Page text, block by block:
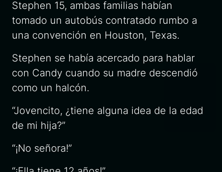
Stephen 15, ambas familias habían
tomado un autobús contratado rumbo a
una convención en Houston, Texas.
Stephen se había acercado para hablar
con Candy cuando su madre descendió
como un halcón.
“Jovencito, ¿tiene alguna idea de la edad
de mi hija?”
“¡No señora!”